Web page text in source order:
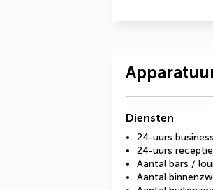
Diensten
24-uurs
24-uurs receptie
Aantal bars /
Aantal